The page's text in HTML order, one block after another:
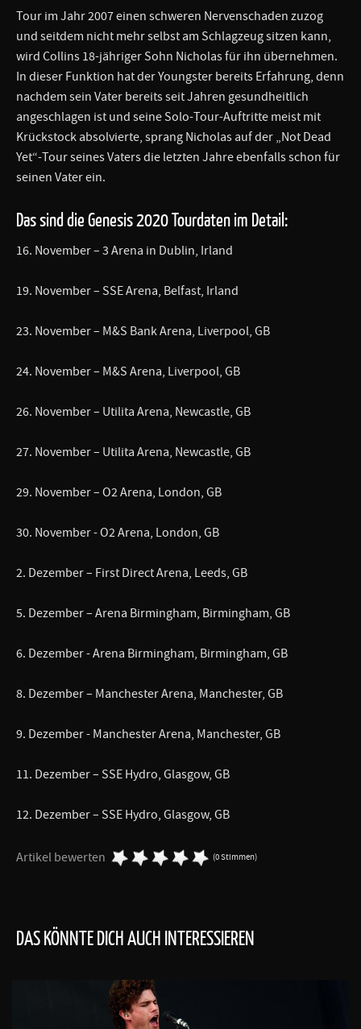
Tour im Jahr 2007 einen schweren Nervenschaden zuzog
und seitdem nicht mehr selbst am Schlagzeug sitzen kann,
wird Collins 18-jähriger Sohn Nicholas für ihn übernehmen.
In dieser Funktion hat der Youngster bereits Erfahrung, denn
nachdem sein Vater bereits seit Jahren gesundheitlich
angeschlagen ist und seine Solo-Tour-Auftritte meist mit
Krückstock absolvierte, sprang Nicholas auf der „Not Dead
Yet“-Tour seines Vaters die letzten Jahre ebenfalls schon für
seinen Vater ein.
Das sind die Genesis 2020 Tourdaten im Detail:
16. November – 3 Arena in Dublin, Irland
19. November – SSE Arena, Belfast, Irland
23. November – M&S Bank Arena, Liverpool, GB
24. November – M&S Arena, Liverpool, GB
26. November – Utilita Arena, Newcastle, GB
27. November – Utilita Arena, Newcastle, GB
29. November – O2 Arena, London, GB
30. November - O2 Arena, London, GB
2. Dezember – First Direct Arena, Leeds, GB
5. Dezember – Arena Birmingham, Birmingham, GB
6. Dezember - Arena Birmingham, Birmingham, GB
8. Dezember – Manchester Arena, Manchester, GB
9. Dezember - Manchester Arena, Manchester, GB
11. Dezember – SSE Hydro, Glasgow, GB
12. Dezember – SSE Hydro, Glasgow, GB
Artikel bewerten (0 Stimmen)
DAS KÖNNTE DICH AUCH INTERESSIEREN